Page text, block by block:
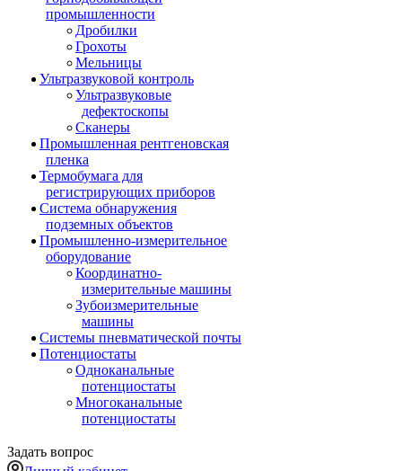
промышленности
Дробилки
Грохоты
Мельницы
Ультразвуковой контроль
Ультразвуковые
дефектоскопы
Сканеры
Промышленная рентгеновская
пленка
Термобумага для
регистрирующих приборов
Система обнаружения
подземных объектов
Промышленно-измерительное
оборудование
Координатно-
измерительные машины
Зубоизмерительные
машины
Системы пневматической почты
Потенциостаты
Одноканальные
потенциостаты
Многоканальные
потенциостаты
Задать вопрос